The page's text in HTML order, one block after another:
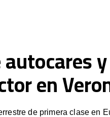
en
de primera clase en